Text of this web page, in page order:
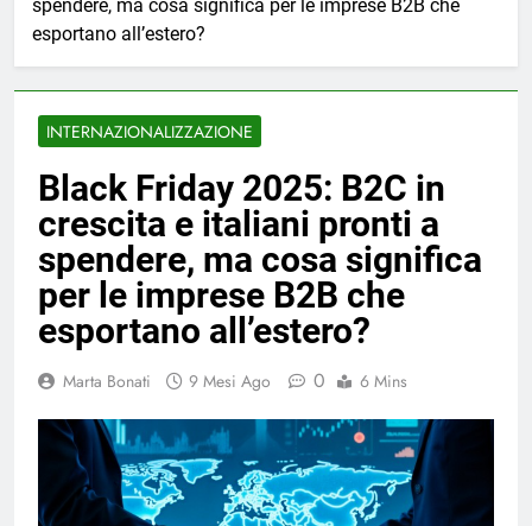
spendere, ma cosa significa per le imprese B2B che
esportano all’estero?
INTERNAZIONALIZZAZIONE
Black Friday 2025: B2C in
crescita e italiani pronti a
spendere, ma cosa significa
per le imprese B2B che
esportano all’estero?
Marta Bonati 9 Mesi Ago 0 6 Mins